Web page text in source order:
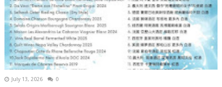
July 13, 2026 0